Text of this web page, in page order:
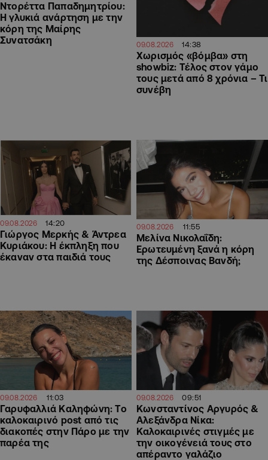
Ντορέττα Παπαδημητρίου:
Η γλυκιά ανάρτηση με την
κόρη της Μαίρης
Συνατσάκη
09.08.2026 14:38
Χωρισμός «βόμβα» στη
showbiz: Τέλος στον γάμο
τους μετά από 8 χρόνια – Τι
συνέβη
09.08.2026 14:20
Γιώργος Μερκής & Άντρεα
Κυριάκου: Η έκπληξη που
έκαναν στα παιδιά τους
09.08.2026 11:55
Μελίνα Νικολαΐδη:
Ερωτευμένη ξανά η κόρη
της Δέσποινας Βανδή;
09.08.2026 11:03
Γαρυφαλλιά Καληφώνη: To
καλοκαιρινό post από τις
διακοπές στην Πάρο με την
παρέα της
09.08.2026 09:51
Κωνσταντίνος Αργυρός &
Αλεξάνδρα Νίκα:
Καλοκαιρινές στιγμές με
την οικογένειά τους στο
απέραντο γαλάζιο